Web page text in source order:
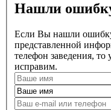
Нашли
Если Вы нашли
представленной
телефон заведения,
исправим.